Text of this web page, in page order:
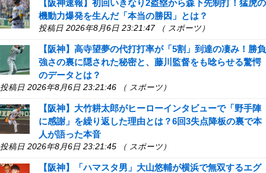
【阪神速報】初回いきなり2盗塁から森下先制打！猛虎の
機動力爆発を生んだ「本当の勝因」とは？
投稿日 2026年8月6日 23:21:47 （ スポーツ）
【阪神】高寺望夢の代打打率が「5割」到達の凄み！勝負
強さの裏に隠された秘密と、藤川監督をも唸らせる驚愕
のデータとは？
投稿日 2026年8月6日 23:21:46 （ スポーツ）
【阪神】大竹耕太郎がヒーローインタビューで「野手陣
に感謝」を繰り返した理由とは？6回3失点降板の裏で本
人が語った本音
投稿日 2026年8月6日 23:21:45 （ スポーツ）
【阪神】「ハマスタ男」大山悠輔が横浜で無双するエグ